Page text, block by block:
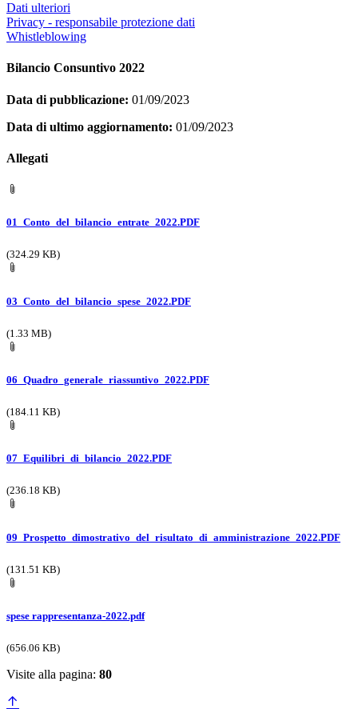
Dati ulteriori
Privacy - responsabile protezione dati
Whistleblowing
Bilancio Consuntivo 2022
Data di pubblicazione: 01/09/2023
Data di ultimo aggiornamento: 01/09/2023
Allegati
01_Conto_del_bilancio_entrate_2022.PDF
(324.29 KB)
03_Conto_del_bilancio_spese_2022.PDF
(1.33 MB)
06_Quadro_generale_riassuntivo_2022.PDF
(184.11 KB)
07_Equilibri_di_bilancio_2022.PDF
(236.18 KB)
09_Prospetto_dimostrativo_del_risultato_di_amministrazione_2022.PDF
(131.51 KB)
spese rappresentanza-2022.pdf
(656.06 KB)
Visite alla pagina: 80